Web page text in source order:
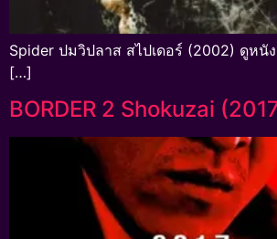
Spider ปมวิปลาส สไปเดอร์ (2002) ดูหนั
[…]
BORDER 2 Shokuzai